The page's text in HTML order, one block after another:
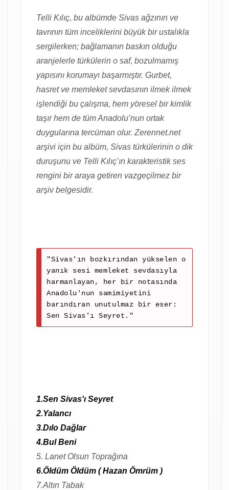
Telli Kılıç, bu albümde Sivas ağzının ve
tavrının tüm inceliklerini büyük bir ustalıkla
sergilerken; bağlamanın baskın olduğu
aranjelerle türkülerin o saf, bozulmamış
yapısını korumayı başarmıştır. Gurbet,
hasret ve memleket sevdasının ilmek ilmek
işlendiği bu çalışma, hem yöresel bir kimlik
taşır hem de tüm Anadolu’nun ortak
duygularına tercüman olur. Zerennet.net
arşivi için bu albüm, Sivas türkülerinin o dik
duruşunu ve Telli Kılıç’ın karakteristik ses
rengini bir araya getiren vazgeçilmez bir
arşiv belgesidir.
"Sivas'ın bozkırından yükselen o
yanık sesi memleket sevdasıyla
harmanlayan, her bir notasında
Anadolu'nun samimiyetini
barındıran unutulmaz bir eser:
Sen Sivas'ı Seyret."
1.Sen Sivas'ı Seyret
2.Yalancı
3.Dılo Dağlar
4.Bul Beni
5. Lanet Olsun Toprağına
6.Öldüm Öldüm ( Hazan Ömrüm )
7.Altın Tabak